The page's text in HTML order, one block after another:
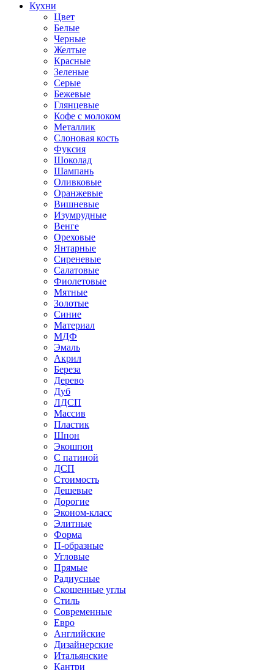
Кухни
Цвет
Белые
Черные
Желтые
Красные
Зеленые
Серые
Бежевые
Глянцевые
Кофе с молоком
Металлик
Слоновая кость
Фуксия
Шоколад
Шампань
Оливковые
Оранжевые
Вишневые
Изумрудные
Венге
Ореховые
Янтарные
Сиреневые
Салатовые
Фиолетовые
Мятные
Золотые
Синие
Материал
МДФ
Эмаль
Акрил
Береза
Дерево
Дуб
ЛДСП
Массив
Пластик
Шпон
Экошпон
С патиной
ДСП
Стоимость
Дешевые
Дорогие
Эконом-класс
Элитные
Форма
П-образные
Угловые
Прямые
Радиусные
Скошенные углы
Стиль
Современные
Евро
Английские
Дизайнерские
Итальянские
Кантри